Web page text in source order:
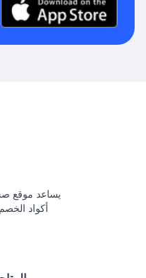
يساعد موقع
أكواد